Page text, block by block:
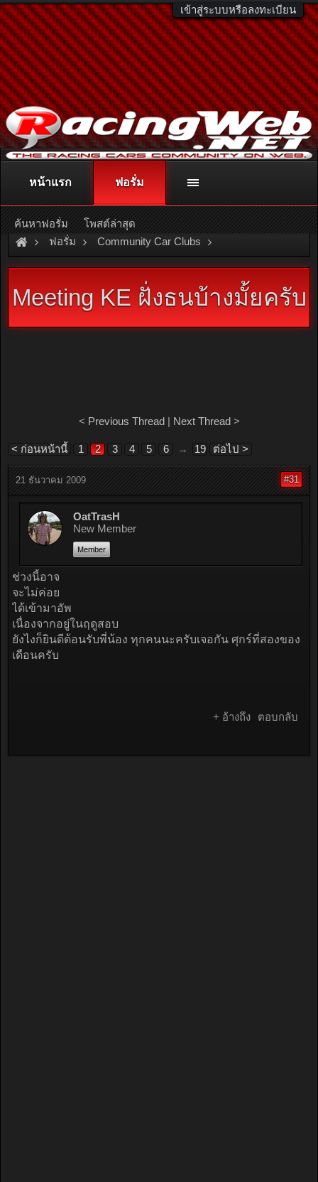
เข้าสู่ระบบหรือลงทะเบียน
ติดต่อลงโฆษณา racingweb@gmail.comหรือโทร. 081-811-1138
หรืออ่านรายละเอียดเพิ่มเติม คลิกที่นี่
ฟอรั่ม Community Car Clubs
Toyota Car Clubs KE Racing Club
Meeting KE ฝั่งธนบ้างมั้ยครับ
< Previous Thread| Next Thread>
< ก่อนหน้านี้ 1 2 3 4 5 6 → 19 ต่อไป >
21 ธันวาคม 2009 #31
OatTrasH
New Member
Member
ช่วงนี้อาจ
จะไม่ค่อย
ได้เข้ามาอัพ
เนื่องจากอยู่ในฤดูสอบ
ยังไงก็ยินดีต้อนรับพี่น้อง ทุกคนนะครับเจอกัน ศุกร์ที่สองของ
เดือนครับ
+ อ้างถึง ตอบกลับ
หน้าแรก ฟอรั่ม
ค้นหาฟอรั่ม โพสต์ล่าสุด